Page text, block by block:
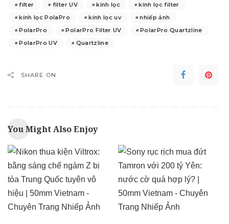
filter
filter UV kính lọc
kính lọc filter
kính lọc PolaPro
kính lọc uv
nhiếp ảnh
PolarPro
PolarPro Filter UV
PolarPro Quartzline
PolarPro UV
Quartzline
SHARE ON
You Might Also Enjoy